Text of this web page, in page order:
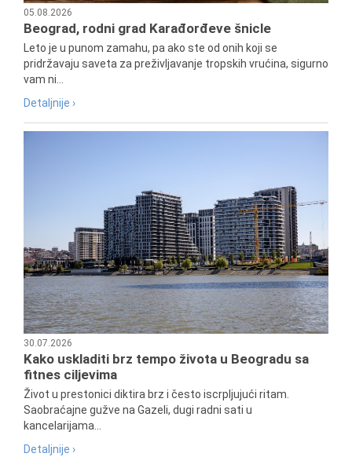
05.08.2026
Beograd, rodni grad Karađorđeve šnicle
Leto je u punom zamahu, pa ako ste od onih koji se
pridržavaju saveta za preživljavanje tropskih vrućina, sigurno
vam ni...
Detaljnije ›
30.07.2026
Kako uskladiti brz tempo života u Beogradu sa
fitnes ciljevima
Život u prestonici diktira brz i često iscrpljujući ritam.
Saobraćajne gužve na Gazeli, dugi radni sati u
kancelarijama...
Detaljnije ›